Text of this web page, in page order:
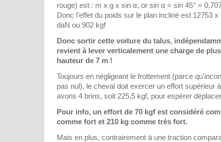
rouge) est : m x g x sin α, or sin α = sin 45° =
Donc l'effet du poids sur le plan incliné est 12753
daN ou 902 kgf
Donc sortir cette voiture du talus,
revient à lever verticalement une charge de
hauteur de 7 m !
Toujours en négligeant le frottement (parce
pas nul), le cheval doit exercer un effort supérieur
avons 4 brins, soit 225,5 kgf, pour espérer
Pour info, un effort de 70 kgf est considéré
comme fort et 210 kg comme très fort.
Mais en plus, contrairement à une traction